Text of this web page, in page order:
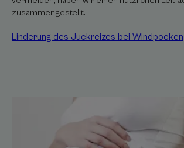
zusammengestellt.
Linderung des Juckreizes bei Windpocken
Schwangerschaft: